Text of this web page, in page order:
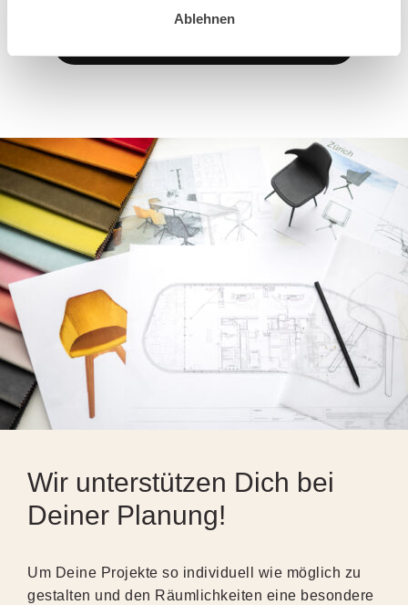
Ablehnen
Wir unterstützen Dich bei
Deiner Planung!
Um Deine Projekte so individuell wie möglich zu
gestalten und den Räumlichkeiten eine besondere